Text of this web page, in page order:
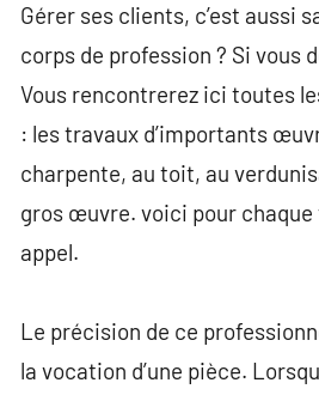
Gérer ses clients, c’est aussi
corps de profession ? Si vous
Vous rencontrerez ici toutes
: les travaux d’importants
charpente, au toit, au
gros œuvre. voici pour
appel.
Le précision de ce
la vocation d’une pièce.